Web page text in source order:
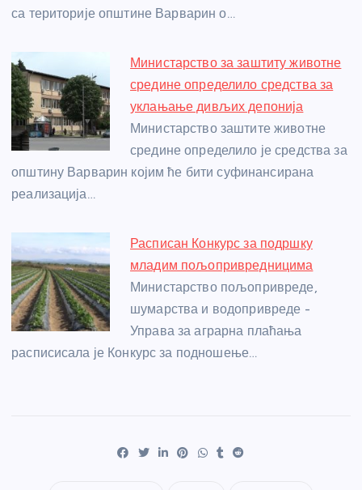
са територије општине Варварин о…
Министарство за заштиту животне
средине определило средства за
уклањање дивљих депонија
Министарство заштите животне
средине определило је средства за
општину Варварин којим ће бити суфинансирана
реализација…
Расписан Конкурс за подршку
младим пољопривредницима
Министарство пољопривреде,
шумарства и водопривреде -
Управа за аграрна плаћања
расписисала је Конкурс за подношење…